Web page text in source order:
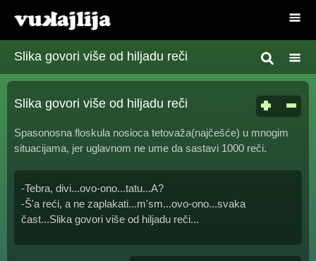
Slika govori više od hiljadu reči
Slika govori više od hiljadu reči
Spasonosna floskula nosioca tetovaža(najčešće) u mnogim
situacijama, jer uglavnom ne ume da sastavi 1000 reči.
-Tebra, divi...ovo-ono...tatu...A?
-Š'a reći, a ne zaplakati...m'sm...ovo-ono...svaka
čast...Slika govori više od hiljadu reči...